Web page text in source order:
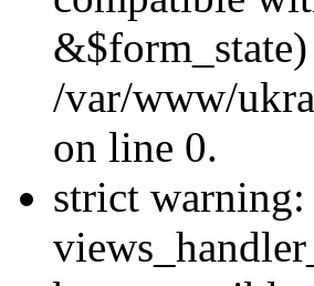
/var/www/
on line 0.
strict